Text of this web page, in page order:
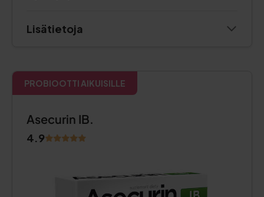
Lisätietoja
PROBIOOTTI AIKUISILLE
Asecurin IB.
4.9